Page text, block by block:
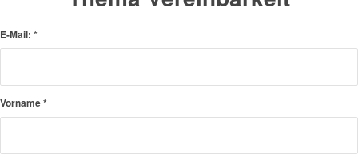
E-Mail: *
Vorname*